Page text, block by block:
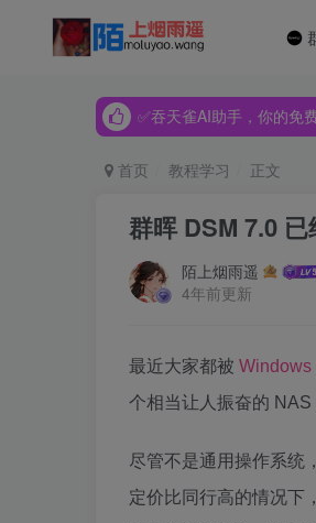
✅吞天雀AI助手，你的免
✅吞天雀AI助手，你的免
首页 教程学习 正文
群晖 DSM 7.0
陌上烟雨遥
4年前更新
最近大家都被 Windows
个相当让人振奋的
尽管不是通用操作系统
定价比同行高的情况下